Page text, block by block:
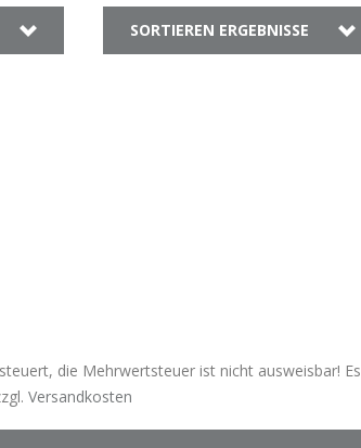
SORTIEREN ERGEBNISSE
die Mehrwertsteuer ist nicht ausweisbar! Es
Versandkosten